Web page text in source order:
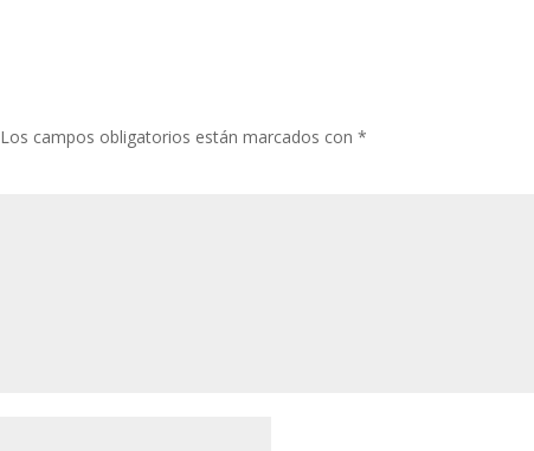
Los campos obligatorios están marcados con*